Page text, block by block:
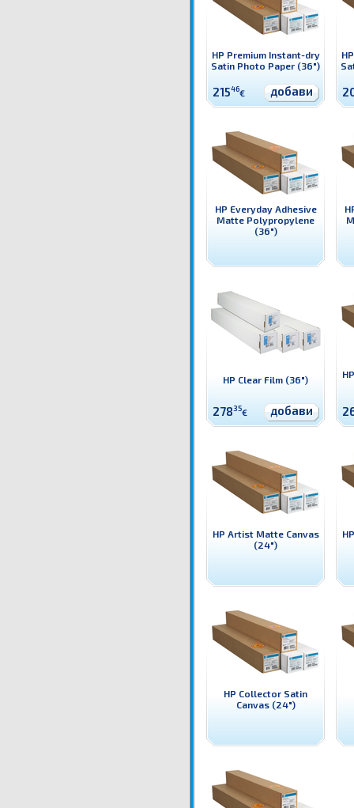
HP Premium Instant-dry
Satin Photo Paper (36")
21546€ добави
HP Everyday Adhesive
Matte Polypropylene
(36")
HP Clear Film (36")
27835€ добави
HP Artist Matte Canvas
(24")
HP Collector Satin
Canvas (24")